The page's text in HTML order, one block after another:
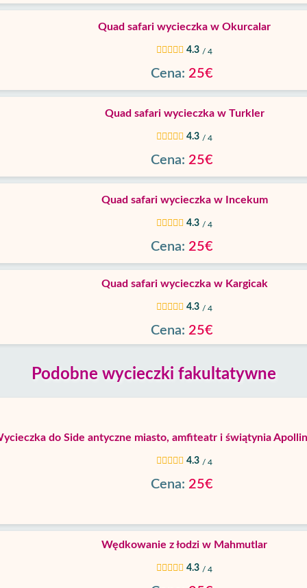
Quad safari wycieczka w Okurcalar
4.3 / 4
Cena: 25€
Quad safari wycieczka w Turkler
4.3 / 4
Cena: 25€
Quad safari wycieczka w Incekum
4.3 / 4
Cena: 25€
Quad safari wycieczka w Kargicak
4.3 / 4
Cena: 25€
Podobne wycieczki fakultatywne
do Side antyczne miasto, amfiteatr i świątynia
4.3 / 4
Cena: 25€
Wędkowanie z łodzi w Mahmutlar
4.3 / 4